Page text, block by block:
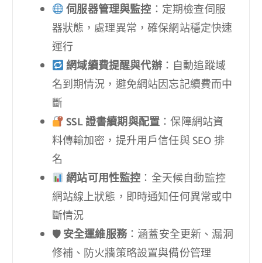
伺服器管理與監控 ：定期檢查伺服
器狀態，處理異常，確保網站穩定快速
運行
網域續費提醒與代辦：自動追蹤域
名到期情況，避免網站因忘記續費而中
斷
SSL 證書續期與配置 ：保障網站資
料傳輸加密，提升用戶信任與 SEO 排
名
網站可用性監控 ：全天候自動監控
網站線上狀態，即時通知任何異常或中
斷情況
🛡安全運維服務：涵蓋安全更新、漏洞
修補、防火牆策略設置與備份管理